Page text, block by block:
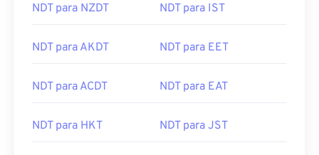
NDT para NZDT NDT para IST
NDT para AKDT NDT para EET
NDT para ACDT NDT para EAT
NDT para HKT NDT para JST